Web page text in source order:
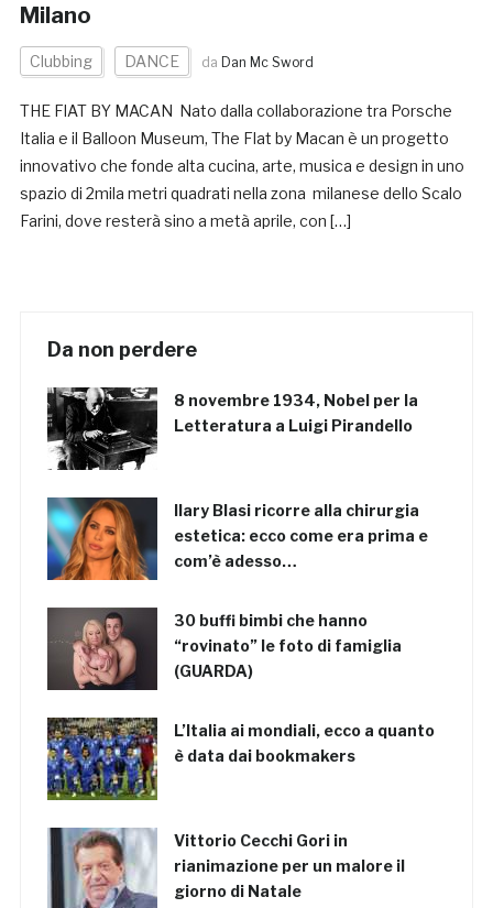
Milano
Clubbing DANCE da Dan Mc Sword
THE FlAT BY MACAN Nato dalla collaborazione tra Porsche
Italia e il Balloon Museum, The Flat by Macan è un progetto
innovativo che fonde alta cucina, arte, musica e design in uno
spazio di 2mila metri quadrati nella zona milanese dello Scalo
Farini, dove resterà sino a metà aprile, con […]
Da non perdere
8 novembre 1934, Nobel per la
Letteratura a Luigi Pirandello
Ilary Blasi ricorre alla chirurgia
estetica: ecco come era prima e
com’è adesso…
30 buffi bimbi che hanno
“rovinato” le foto di famiglia
(GUARDA)
L’Italia ai mondiali, ecco a quanto
è data dai bookmakers
Vittorio Cecchi Gori in
rianimazione per un malore il
giorno di Natale